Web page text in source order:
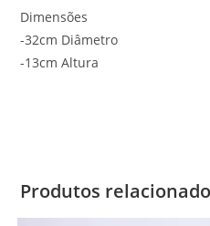
Dimensões
-32cm Diâmetro
-13cm Altura
Produtos